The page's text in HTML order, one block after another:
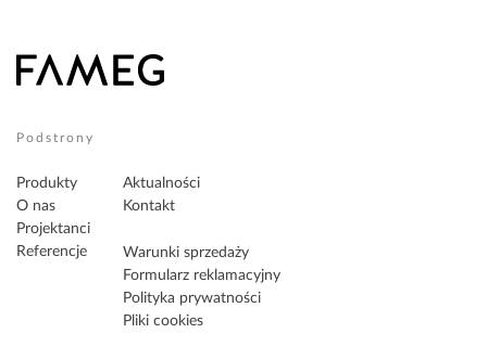
Podstrony
Produkty
O nas
Projektanci
Referencje
Aktualności
Kontakt
Warunki sprzedaży
Formularz reklamacyjny
Polityka prywatności
Pliki cookies